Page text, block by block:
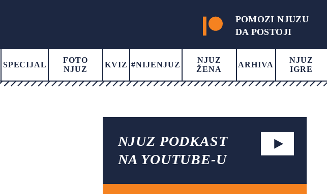
POMOZI NJUZU
DA POSTOJI
SPECIJAL
FOTO
NJUZ
KVIZ #NIJENJUZ
NJUZ
ŽENA
ARHIVA
NJUZ
IGRE
NJUZ PODKAST
NA YOUTUBE-U